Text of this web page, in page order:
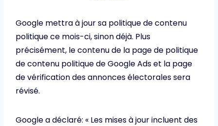
Google mettra à jour sa politique de contenu
politique ce mois-ci, sinon déjà. Plus
précisément, le contenu de la page de politique
de contenu politique de Google Ads et la page
de vérification des annonces électorales sera
révisé.
Google a déclaré: « Les mises à jour incluent des